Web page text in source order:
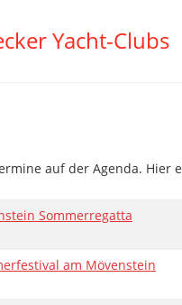
Yacht-Clubs
auf der Agenda. Hier
Sommerregatta
am Mövenstein